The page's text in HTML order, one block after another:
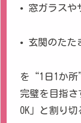
• 窓ガラスや
• 玄関のたた
を“1日1か所
完璧を目指
OK」と割り切